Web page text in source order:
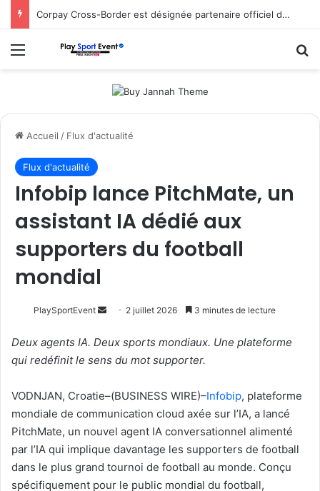
Corpay Cross-Border est désignée partenaire officiel de change d’Ultimate Sevens
Menu
Accueil / Flux d'actualité
Flux d'actualité
Infobip lance PitchMate, un
assistant IA dédié aux
supporters du football
mondial
PlaySportEvent
Envoyer
courriel
2 juillet 2026 3 minutes de lecture
Deux agents IA. Deux sports mondiaux. Une plateforme
qui redéfinit le sens du mot supporter.
VODNJAN, Croatie–(BUSINESS WIRE)–Infobip, plateforme
mondiale de communication cloud axée sur l’IA, a lancé
PitchMate, un nouvel agent IA conversationnel alimenté
par l’IA qui implique davantage les supporters de football
dans le plus grand tournoi de football au monde. Conçu
spécifiquement pour le public mondial du football,